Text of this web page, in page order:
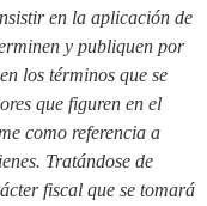
en la aplicación de
y publiquen por
los términos que se
que figuren en el
como referencia a
Tratándose de
fiscal que se tomará